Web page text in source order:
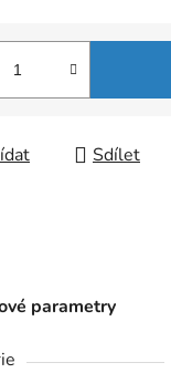
Sdílet
parametry